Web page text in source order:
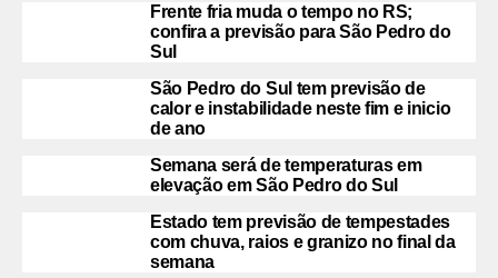
Frente fria muda o tempo no RS;
confira a previsão para São Pedro do
Sul
São Pedro do Sul tem previsão de
calor e instabilidade neste fim e inicio
de ano
Semana será de temperaturas em
elevação em São Pedro do Sul
Estado tem previsão de tempestades
com chuva, raios e granizo no final da
semana